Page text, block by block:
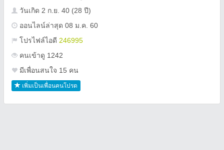
วันเกิด 2 ก.ย. 40 (28 ปี)
ออนไลน์ล่าสุด 08 ม.ค. 60
โปรไฟล์ไอดี 246995
คนเข้าดู 1242
มีเพื่อนสนใจ 15 คน
เพิ่มเป็นเพื่อนคนโปรด